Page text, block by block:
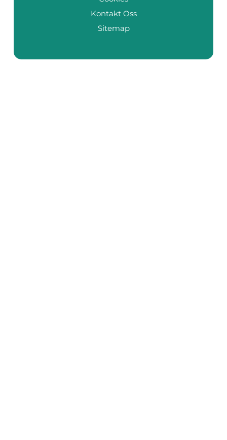
Kontakt Oss
Sitemap